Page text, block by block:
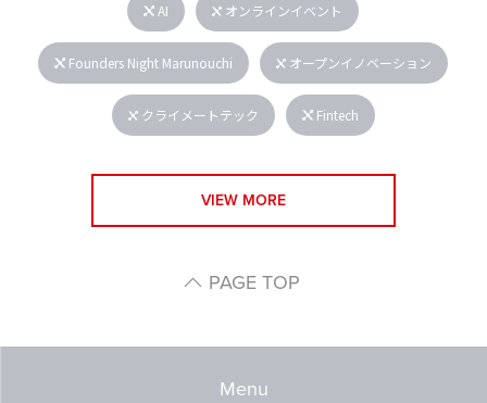
AI オンラインイベント
Founders Night Marunouchi オープンイノベーション
クライメートテック Fintech
VIEW MORE
PAGE TOP
Menu